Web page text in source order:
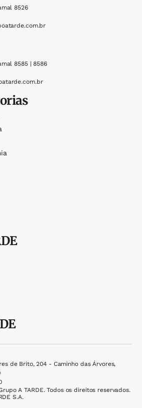
8526
8585 | 8586
de Brito, 204 - Caminho das Árvores,
A TARDE. Todos os direitos reservados.
S.A.